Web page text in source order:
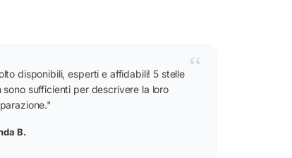
“
disponibili, esperti e affidabili! 5 stelle
sono sufficienti per descrivere la loro
B.